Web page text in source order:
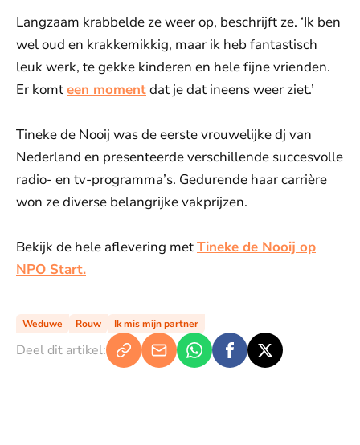
Langzaam krabbelde ze weer op, beschrijft ze. ‘Ik ben
wel oud en krakkemikkig, maar ik heb fantastisch
leuk werk, te gekke kinderen en hele fijne vrienden.
Er komteen momentdat je dat ineens weer ziet.’
Tineke de Nooij was de eerste vrouwelijke dj van
Nederland en presenteerde verschillende succesvolle
radio- en tv-programma’s. Gedurende haar carrière
won ze diverse belangrijke vakprijzen.
Bekijk de hele aflevering metTineke de Nooij op
NPO Start.
Weduwe Rouw Ik mis mijn partner
Deel dit artikel: